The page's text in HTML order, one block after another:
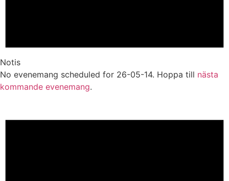
Notis
No evenemang scheduled for 26-05-14. Hoppa till nästa
kommande evenemang.